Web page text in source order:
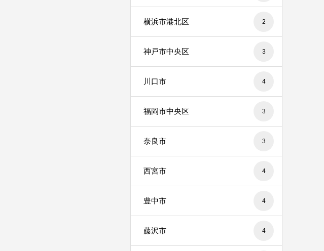
横浜市港北区 2
神戸市中央区 3
川口市 4
福岡市中央区 3
奈良市 3
西宮市 4
豊中市 4
藤沢市 4